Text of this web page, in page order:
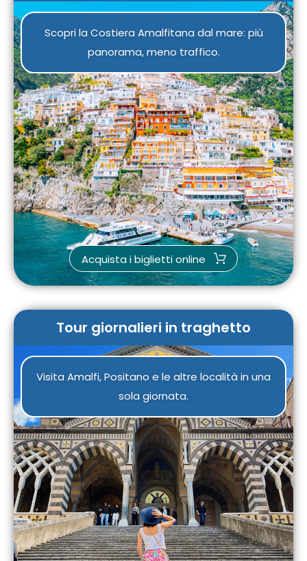
Scopri la Costiera Amalfitana dal mare: più
panorama, meno traffico.
Acquista i biglietti online
Tour giornalieri in traghetto
Visita Amalfi, Positano e le altre località in una
sola giornata.